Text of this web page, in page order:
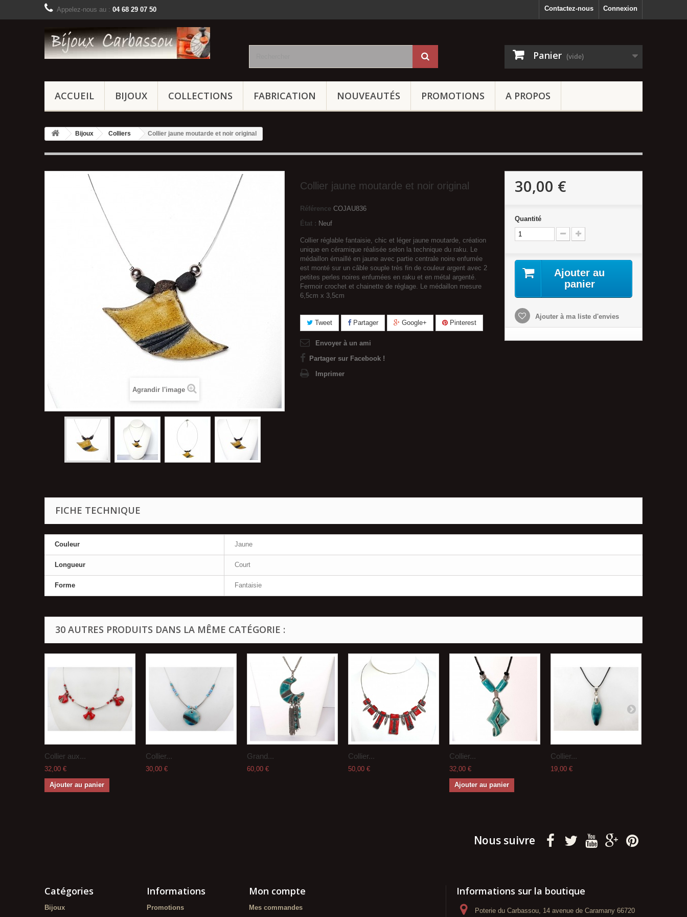
Connexion
Contactez-nous
Appelez-nous au : 04 68 29 07 50
Panier (vide)
ACCUEIL BIJOUX COLLECTIONS FABRICATION NOUVEAUTÉS PROMOTIONS A PROPOS
Bijoux Colliers Collier jaune moutarde et noir original
Agrandir l'image
Collier jaune moutarde et noir original
Référence COJAU836
État : Neuf
Collier réglable fantaisie, chic et léger jaune moutarde, création
unique en céramique réalisée selon la technique du raku. Le
médaillon émaillé en jaune avec partie centrale noire enfumée
est monté sur un câble souple très fin de couleur argent avec 2
petites perles noires enfumées en raku et en métal argenté.
Fermoir crochet et chainette de réglage. Le médaillon mesure
6,5cm x 3,5cm
Tweet Partager Google+ Pinterest
Envoyer à un ami
Partager sur Facebook !
Imprimer
30,00 €
Quantité
Ajouter au
panier
Ajouter à ma liste d'envies
FICHE TECHNIQUE
Couleur Jaune
Longueur Court
Forme Fantaisie
30 AUTRES PRODUITS DANS LA MÊME CATÉGORIE :
Collier aux...
32,00 €
Ajouter au panier
Collier...
30,00 €
Grand...
60,00 €
Collier...
50,00 €
Collier...
32,00 €
Ajouter au panier
Collier...
19,00 €
Nous suivre
Catégories
Bijoux
Informations
Promotions
Mon compte
Mes commandes
Informations sur la boutique
Poterie du Carbassou, 14 avenue de Caramany 66720